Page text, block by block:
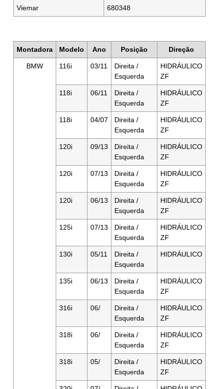
Viemar 680348
Montadora Modelo Ano Posição Direção
BMW 116i 03/11
Direita /
Esquerda
HIDRÁULICO
ZF
118i 06/11
Direita /
Esquerda
HIDRÁULICO
ZF
118i 04/07
Direita /
Esquerda
HIDRÁULICO
ZF
120i 09/13
Direita /
Esquerda
HIDRÁULICO
ZF
120i 07/13
Direita /
Esquerda
HIDRÁULICO
ZF
120i 06/13
Direita /
Esquerda
HIDRÁULICO
ZF
125i 07/13
Direita /
Esquerda
HIDRÁULICO
ZF
130i 05/11
Direita /
Esquerda
HIDRÁULICO
135i 06/13
Direita /
Esquerda
HIDRÁULICO
ZF
316i 06/
Direita /
Esquerda
HIDRÁULICO
ZF
318i 06/
Direita /
Esquerda
HIDRÁULICO
ZF
318i 05/
Direita /
Esquerda
HIDRÁULICO
ZF